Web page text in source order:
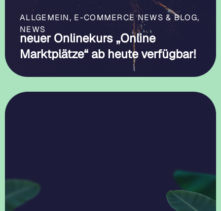
ALLGEMEIN, E-COMMERCE NEWS & BLOG,
NEWS
neuer Onlinekurs „Online
Marktplätze“ ab heute verfügbar!